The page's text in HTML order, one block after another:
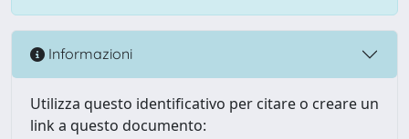
Informazioni
Utilizza questo identificativo per citare o creare un
link a questo documento: